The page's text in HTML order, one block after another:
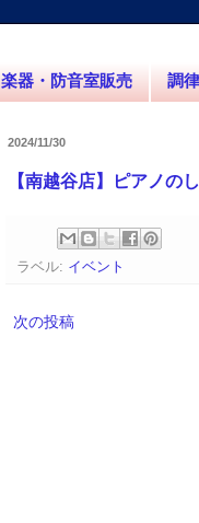
楽器・防音室販売 調
2024/11/30
【南越谷店】ピアノの
ラベル: イベント
次の投稿